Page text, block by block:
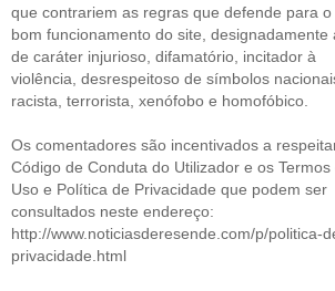
que contrariem as regras que defende para o
bom funcionamento do site, designadamente
de caráter injurioso, difamatório, incitador à
violência, desrespeitoso de símbolos
racista, terrorista, xenófobo e homofóbico.
Os comentadores são incentivados a
Código de Conduta do Utilizador e os Termos
Uso e Política de Privacidade que podem ser
consultados neste endereço:
http://www.noticiasderesende.com/p/politica-
privacidade.html